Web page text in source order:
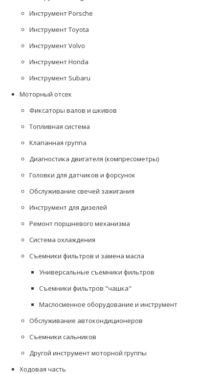
Инструмент Porsche
Инструмент Toyota
Инструмент Volvo
Инструмент Honda
Инструмент Subaru
Моторный отсек
Фиксаторы валов и шкивов
Топливная система
Клапанная группа
Диагностика двигателя (компресометры)
Головки для датчиков и форсунок
Обслуживание свечей зажигания
Инструмент для дизелей
Ремонт поршневого механизма
Система охлаждения
Съемники фильтров и замена масла
Универсальные съемники фильтров
Съемники фильтров "чашка"
Маслосменное оборудование и инструмент
Обслуживание автокондиционеров
Съемники сальников
Другой инструмент моторной группы
Ходовая часть